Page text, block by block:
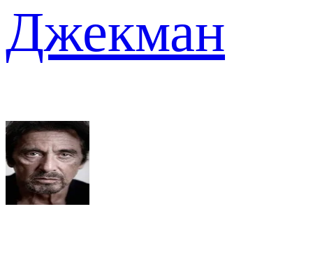
Джекман